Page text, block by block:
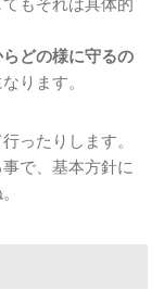
らどの様に守るの
ります。
ったりします。
で、基本方針に